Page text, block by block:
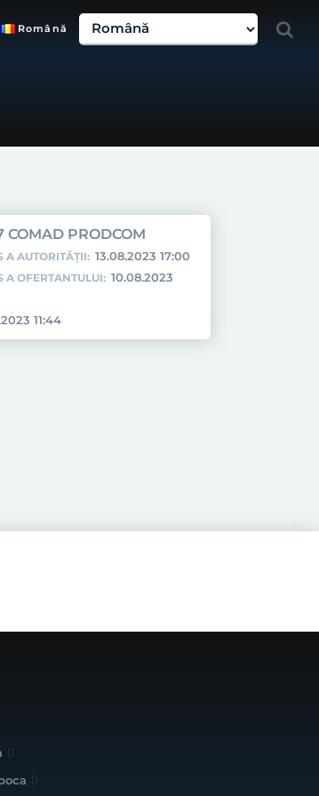
Română
COMAD PRODCOM
A AUTORITĂȚII: 13.08.2023 17:00
A OFERTANTULUI: 10.08.2023
11:44